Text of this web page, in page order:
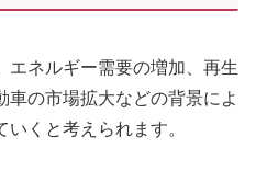
エネルギー需要の増加、再生
車の市場拡大などの背景によ
くと考えられます。